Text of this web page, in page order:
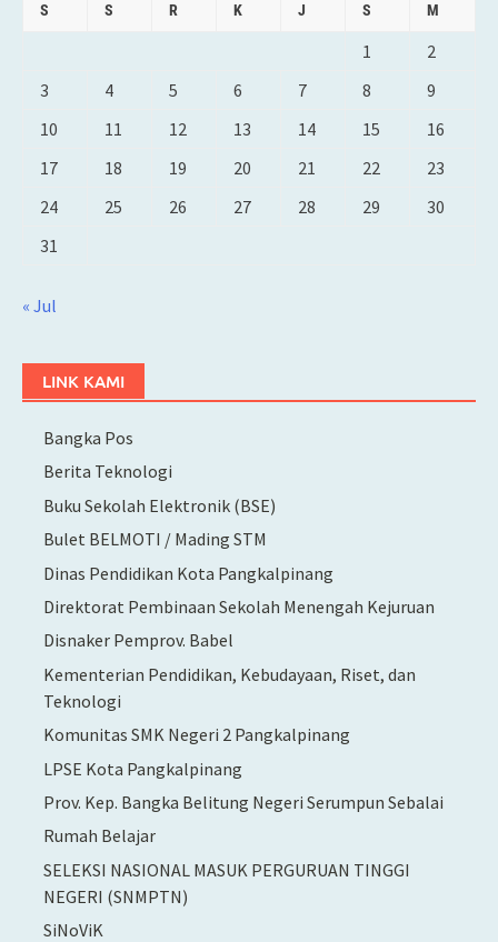
S S R K J S M
1
2
3
4 5 6 7 8
9
10
11 12 13 14 15
16
17
18 19 20 21 22
23
24
25 26 27 28 29
30
31
« Jul
LINK KAMI
Bangka Pos
Berita Teknologi
Buku Sekolah Elektronik (BSE)
Bulet BELMOTI / Mading STM
Dinas Pendidikan Kota Pangkalpinang
Direktorat Pembinaan Sekolah Menengah Kejuruan
Disnaker Pemprov. Babel
Kementerian Pendidikan, Kebudayaan, Riset, dan
Teknologi
Komunitas SMK Negeri 2 Pangkalpinang
LPSE Kota Pangkalpinang
Prov. Kep. Bangka Belitung Negeri Serumpun Sebalai
Rumah Belajar
SELEKSI NASIONAL MASUK PERGURUAN TINGGI
NEGERI (SNMPTN)
SiNoViK